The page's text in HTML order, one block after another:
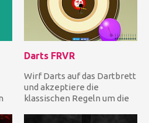
Darts FRVR
Wirf Darts auf das Dartbrett
und akzeptiere die
klassischen Regeln um die